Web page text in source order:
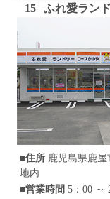
15 ふれ愛ラン
■住所 鹿児島県鹿
地内
■営業時間 5：00 ～